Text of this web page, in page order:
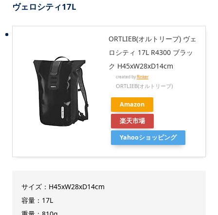
ヴェロシティ17L
ORTLIEB(オルトリーブ) ヴェ
ロシティ 17L R4300 ブラッ
ク H45xW28xD14cm
created byRinker
ORTLIEB(オルトリーブ)
Amazon
楽天市場
Yahooショッピング
サイズ：H45xW28xD14cm
容量：17L